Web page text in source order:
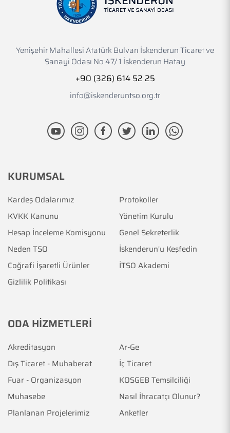
Yenişehir Mahallesi Atatürk Bulvarı İskenderun Ticaret ve
Sanayi Odası No 47/ 1 İskenderun Hatay
+90 (326) 614 52 25
info@iskenderuntso.org.tr
KURUMSAL
Kardeş Odalarımız
Protokoller
KVKK Kanunu
Yönetim Kurulu
Hesap İnceleme Komisyonu
Genel Sekreterlik
Neden TSO
İskenderun'u Keşfedin
Coğrafi İşaretli Ürünler
İTSO Akademi
Gizlilik Politikası
ODA HİZMETLERİ
Akreditasyon
Ar-Ge
Dış Ticaret - Muhaberat
İç Ticaret
Fuar - Organizasyon
KOSGEB Temsilciliği
Muhasebe
Nasıl İhracatçı Olunur?
Planlanan Projelerimiz
Anketler